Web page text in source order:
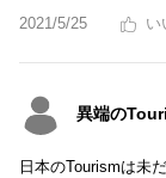
2021/5/25
異端の
日本のTourismは未